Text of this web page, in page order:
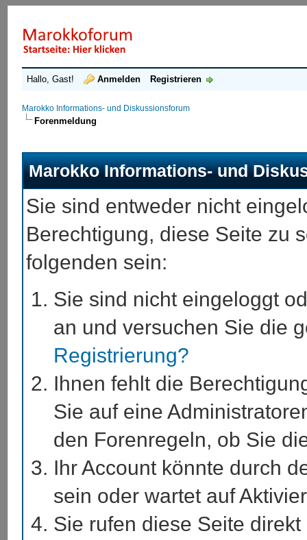
Hallo, Gast! Anmelden Registrieren
Marokko Informations- und Diskussionsforum
Forenmeldung
Marokko Informations- und
Sie sind entweder nicht
Berechtigung, diese Seite zu
folgenden sein:
Sie sind nicht eingeloggt
an und versuchen Sie die
Registrierung?
Ihnen fehlt die
Sie auf eine
den Forenregeln, ob Sie
Ihr Account könnte durch
sein oder wartet auf
Sie rufen diese Seite